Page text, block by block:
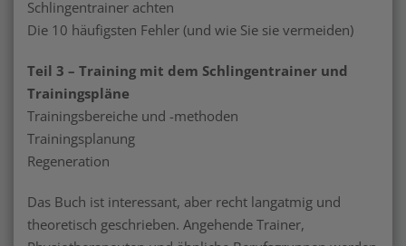
Schlingentrainer achten
Die 10 häufigsten Fehler (und wie Sie sie vermeiden)
Teil 3 – Training mit dem Schlingentrainer und
Trainingspläne
Trainingsbereiche und -methoden
Trainingsplanung
Regeneration
Das Buch ist interessant, aber recht langatmig und
theoretisch geschrieben. Angehende Trainer,